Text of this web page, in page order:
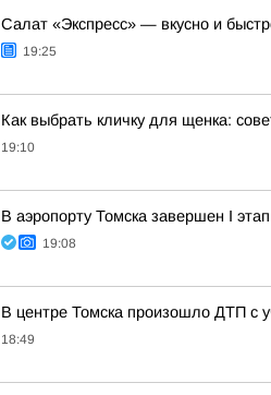
Салат «Экспресс» — вкусно и
19:25
Как выбрать кличку для щенка:
19:10
В аэропорту Томска завершен I
19:08
В центре Томска произошло ДТП с
18:49